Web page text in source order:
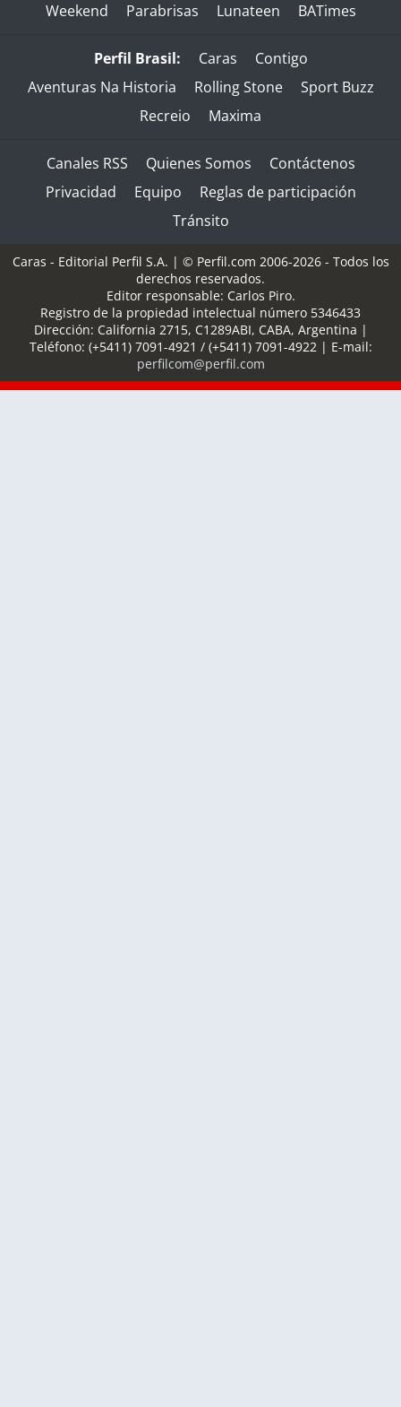
Weekend
Parabrisas Lunateen BATimes
Perfil Brasil: Caras
Contigo
Aventuras Na Historia
Rolling Stone
Sport Buzz
Recreio
Maxima
Canales RSS Quienes Somos
Contáctenos
Privacidad
Equipo
Reglas de participación
Tránsito
Caras - Editorial Perfil S.A. | © Perfil.com 2006-2026 - Todos los
derechos reservados.
Editor responsable: Carlos Piro.
Registro de la propiedad intelectual número 5346433
Dirección: California 2715, C1289ABI, CABA, Argentina |
Teléfono: (+5411) 7091-4921 / (+5411) 7091-4922| E-mail:
perfilcom@perfil.com